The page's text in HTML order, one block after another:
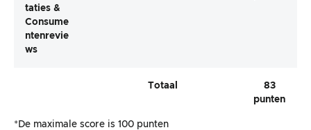
Taties &
Consume
Ntenrevie
Ws
Totaal
83
punten
*De maximale score is 100 punten